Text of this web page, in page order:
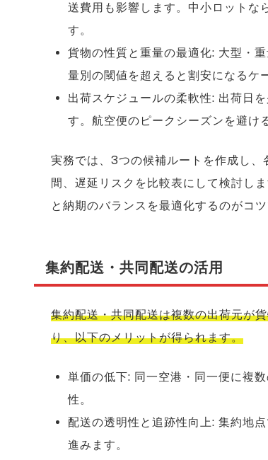
送費用も影響します。中小ロットな
す。
貨物の性質と重量の最適化: 大型・
量別の閾値を超えると割安になるケ
出荷スケジュールの柔軟性: 出荷日
す。航空便のピークシーズンを避け
実務では、3つの候補ルートを作成し
間、遅延リスクを比較表にして検討し
と納期のバランスを最適化するのがコツ
集約配送・共同配送の活用
集約配送・共同配送は複数の出荷元が
り、以下のメリットが得られます。
単価の低下: 同一空港・同一便に複
性。
配送の透明性と追跡性向上: 集約地
進みます。